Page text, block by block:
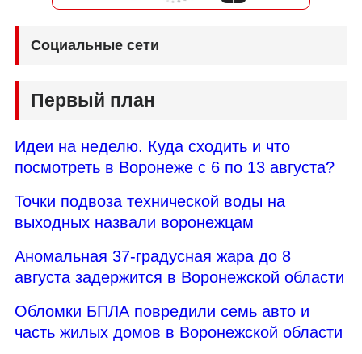
Социальные сети
Первый план
Идеи на неделю. Куда сходить и что
посмотреть в Воронеже с 6 по 13 августа?
Точки подвоза технической воды на
выходных назвали воронежцам
Аномальная 37-градусная жара до 8
августа задержится в Воронежской области
Обломки БПЛА повредили семь авто и
часть жилых домов в Воронежской области